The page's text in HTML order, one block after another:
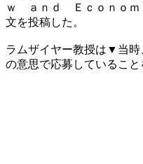
ｗ ａｎｄ Ｅｃｏｎｏｍ
文を投稿した。
ラムザイヤー教授は▼当時
の意思で応募しているこ